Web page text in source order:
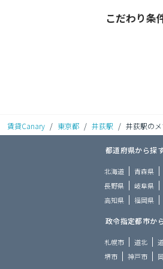
こだわり条
賃貸Canary / 東京都 / 井荻駅 / 井荻駅の
都道府県から探
北海道 青森県
長野県
岐阜県
高知県
福岡県
政令指定都市か
札幌市 道北
堺市
神戸市